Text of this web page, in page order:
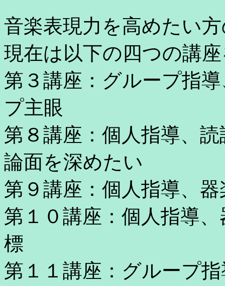
音楽表現力を高めたい
現在は以下の四つの講
第３講座：グループ指
プ主眼
第８講座：個人指導、
論面を深めたい
第９講座：個人指導、
第１０講座：個人指導
標
第１１講座：グループ